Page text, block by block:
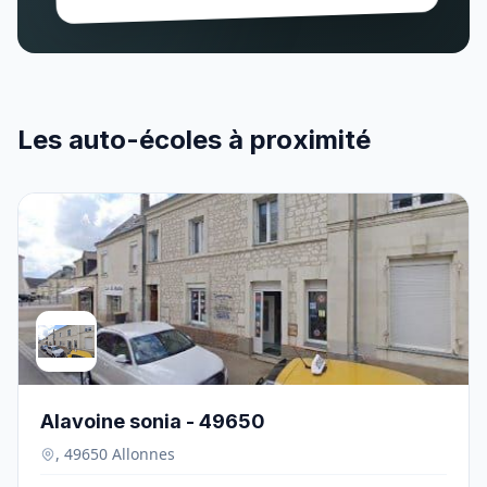
Les auto-écoles à proximité
Alavoine sonia - 49650
, 49650 Allonnes